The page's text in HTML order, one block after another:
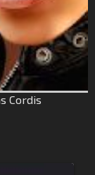
Cordis